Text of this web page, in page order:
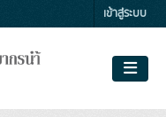
เข้าสู่ระบบ